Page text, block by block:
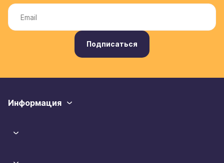
Подписаться
Информация